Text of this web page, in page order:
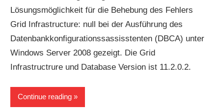
Lösungsmöglichkeit für die Behebung des Fehlers
Grid Infrastructure: null bei der Ausführung des
Datenbankkonfigurationssassisstenten (DBCA) unter
Windows Server 2008 gezeigt. Die Grid
Infrastructrure und Database Version ist 11.2.0.2.
Continue reading